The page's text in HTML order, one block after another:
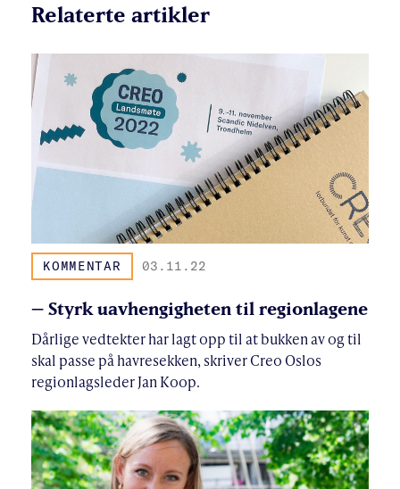
Relaterte artikler
KOMMENTAR 03.11.22
– Styrk uavhengigheten til regionlagene
Dårlige vedtekter har lagt opp til at bukken av og til
skal passe på havresekken, skriver Creo Oslos
regionlagsleder Jan Koop.